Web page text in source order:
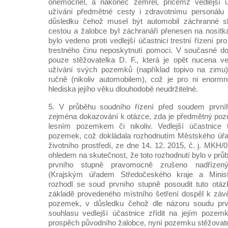
onemocněl, a nakonec zemřel, přičemž vedlejší
užívání předmětné cesty i zdravotnímu
důsledku čehož musel být automobil záchranné
cestou a žalobce byl záchranáři přenesen na
bylo vedeno proti vedlejší účastnici trestní řízení
trestného činu neposkytnutí pomoci. V současné
pouze stěžovatelka D. F., která je opět nucena
užívání svých pozemků (například topivo na
ručně (nikoliv automobilem), což je pro ni
hlediska jejího věku dlouhodobě neudržitelné.
5. V průběhu soudního řízení před soudem
zejména dokazování k otázce, zda je předmětný
lesním pozemkem či nikoliv. Vedlejší
pozemek, což dokládala rozhodnutím Městského
životního prostředí, ze dne 14. 12. 2015, č. j. MKH/
ohledem na skutečnost, že toto rozhodnutí bylo v
prvního stupně pravomocně zrušeno
(Krajským úřadem Středočeského kraje a
rozhodl se soud prvního stupně posoudit tuto
základě provedeného místního šetření dospěl k
pozemek, v důsledku čehož dle názoru soudu
souhlasu vedlejší účastnice zřídit na jejím
prospěch původního žalobce, nyní pozemku